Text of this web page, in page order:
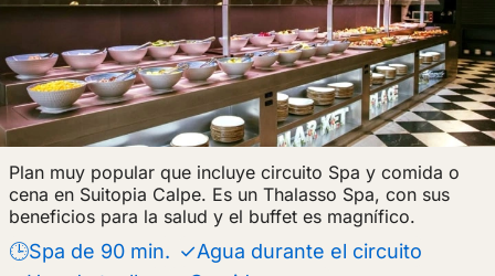
Plan muy popular que incluye circuito Spa y comida o
cena en Suitopia Calpe. Es un Thalasso Spa, con sus
beneficios para la salud y el buffet es magnífico.
🕒Spa de 90 min. ✓Agua durante el circuito